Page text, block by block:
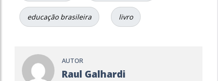
educação brasileira livro
AUTOR
Raul Galhardi